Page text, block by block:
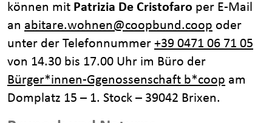
können mit Patrizia De Cristofaro per E-Mail
an abitare.wohnen@coopbund.coop oder
unter der Telefonnummer +39 0471 06 71 05
von 14.30 bis 17.00 Uhr im Büro der
Bürger*innen-Ggenossenschaft b*coop am
Domplatz 15 – 1. Stock – 39042 Brixen.